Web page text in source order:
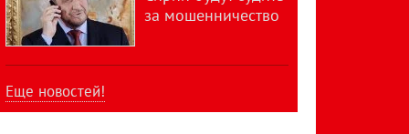
за мошенничество
Еще новостей!